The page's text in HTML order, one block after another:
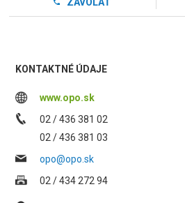
KONTAKTNÉ ÚDAJE
www.opo.sk
02 / 436 381 02
02 / 436 381 03
opo@opo.sk
02 / 434 272 94